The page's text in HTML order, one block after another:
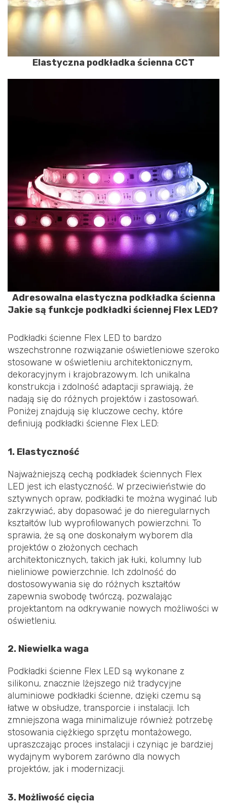
Elastyczna podkładka ścienna CCT
Adresowalna elastyczna podkładka ścienna
Jakie są funkcje podkładki ściennej Flex LED?
Podkładki ścienne Flex LED to bardzo
wszechstronne rozwiązanie oświetleniowe szeroko
stosowane w oświetleniu architektonicznym,
dekoracyjnym i krajobrazowym. Ich unikalna
konstrukcja i zdolność adaptacji sprawiają, że
nadają się do różnych projektów i zastosowań.
Poniżej znajdują się kluczowe cechy, które
definiują podkładki ścienne Flex LED:
1. Elastyczność
Najważniejszą cechą podkładek ściennych Flex
LED jest ich elastyczność. W przeciwieństwie do
sztywnych opraw, podkładki te można wyginać lub
zakrzywiać, aby dopasować je do nieregularnych
kształtów lub wyprofilowanych powierzchni. To
sprawia, że są one doskonałym wyborem dla
projektów o złożonych cechach
architektonicznych, takich jak łuki, kolumny lub
nieliniowe powierzchnie. Ich zdolność do
dostosowywania się do różnych kształtów
zapewnia swobodę twórczą, pozwalając
projektantom na odkrywanie nowych możliwości w
oświetleniu.
2. Niewielka waga
Podkładki ścienne Flex LED są wykonane z
silikonu, znacznie lżejszego niż tradycyjne
aluminiowe podkładki ścienne, dzięki czemu są
łatwe w obsłudze, transporcie i instalacji. Ich
zmniejszona waga minimalizuje również potrzebę
stosowania ciężkiego sprzętu montażowego,
upraszczając proces instalacji i czyniąc je bardziej
wydajnym wyborem zarówno dla nowych
projektów, jak i modernizacji.
3. Możliwość cięcia